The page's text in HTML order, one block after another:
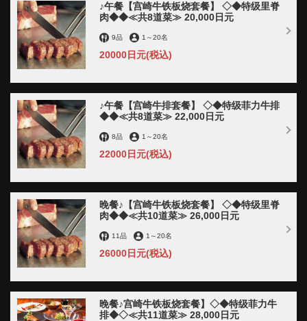
♪午餐【宫崎牛铁板烧套餐】 ◇◆特级里脊
肉◆◆≪共8道菜≫ 20,000日元
9品 1 ～20名
20000日元(税込)
♪午餐【宫崎牛排套餐】 ◇◆特级菲力牛排
◆◆≪共8道菜≫ 22,000日元
8品 1 ～20名
22000日元(税込)
晚餐♪【宫崎牛铁板烧套餐】 ◇◆特级里脊
肉◆◆≪共10道菜≫ 26,000日元
11品 1 ～20名
26000日元(税込)
晚餐♪宫崎牛铁板烧套餐】◇◆特级菲力牛
排◆◇≪共11道菜≫ 28,000日元
この店舗情報をシェアする
【周年纪念/生日】留言甜点盘礼品◎ | 宮崎牛専門店 銀座み
町】
東京都港区海岸１丁目10番30号タワー棟4階
https://ginzamiyachiku-takeshiba.owst.jp/coupons/37274646
お店情報をコピー